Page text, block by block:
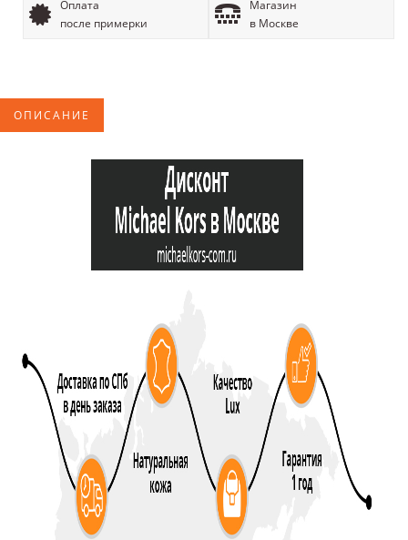
Оплата
после примерки
Магазин
в Москве
ОПИСАНИЕ